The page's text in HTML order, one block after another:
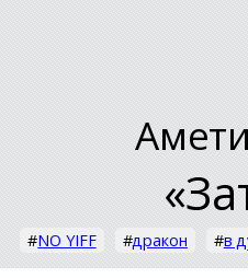
#NO YIFF #дракон #в